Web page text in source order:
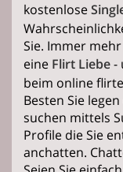
kostenlose
Sie. Immer
eine Flirt Liebe-
beim online
Besten Sie
suchen mittels
Profile die Sie
anchatten.